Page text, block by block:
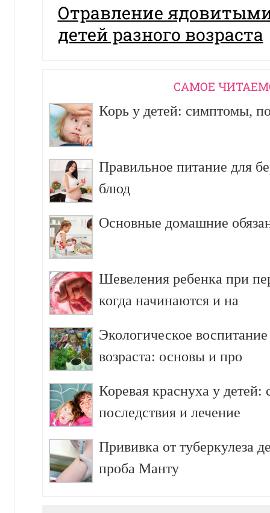
Отравление
детей разного возраста
CАМОЕ
Корь у детей: симптомы,
Правильное питание для
блюд
Основные домашние
Шевеления ребенка при
когда начинаются и на
Экологическое
возраста: основы и про
Коревая краснуха у
последствия и лечение
Прививка от туберкулеза
проба Манту